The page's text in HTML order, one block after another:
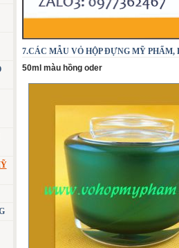
7.CÁC MẪU VỎ HỘP ĐỰNG MỸ PHẨM,
50ml màu hồng oder